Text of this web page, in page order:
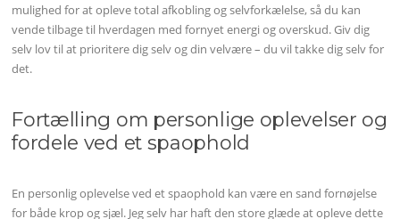
mulighed for at opleve total afkobling og selvforkælelse, så du kan
vende tilbage til hverdagen med fornyet energi og overskud. Giv dig
selv lov til at prioritere dig selv og din velvære – du vil takke dig selv for
det.
Fortælling om personlige oplevelser og
fordele ved et spaophold
En personlig oplevelse ved et spaophold kan være en sand fornøjelse
for både krop og sjæl. Jeg selv har haft den store glæde at opleve dette